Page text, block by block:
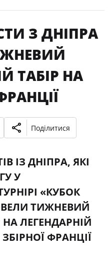
З ДНІПРА
ТАБІР НА
Поділитися
ІЗ ДНІПРА, ЯКІ
У
«КУБОК
ТИЖНЕВИЙ
ЛЕГЕНДАРНІЙ
ФРАНЦІЇ